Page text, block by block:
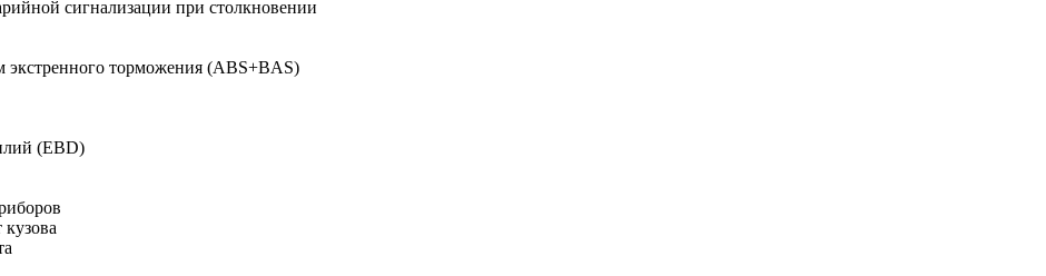
сигнализации при столкновении
экстренного торможения (ABS+BAS)
(EBD)